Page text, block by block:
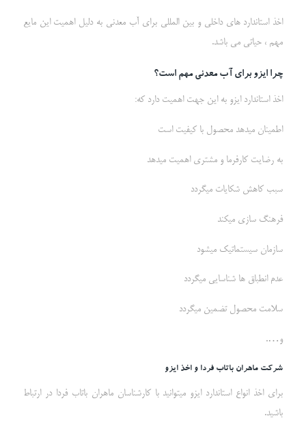
اخذ استاندارد های داخلی و بین المللی برای آب معدنی به دلیل اهمیت این مایع
مهم ، حیاتی می باشد.
چرا ایزو برای آب معدنی مهم است؟
اخذ استاندارد ایزو به این جهت اهمیت دارد که:
اطمینان میدهد محصول با کیفیت است
به رضایت کارفرما و مشتری اهمیت میدهد
سبب کاهش شکایات میگردد
فرهنگ سازی میکند
سازمان سیستماتیک میشود
عدم انطباق ها شناسایی میگردد
سلامت محصول تضمین میگردد
و….
شرکت ماهران باتاب فردا و اخذ ایزو
برای اخذ انواع استاندارد ایزو میتوانید با کارشناسان ماهران باتاب فردا در ارتباط
باشید.